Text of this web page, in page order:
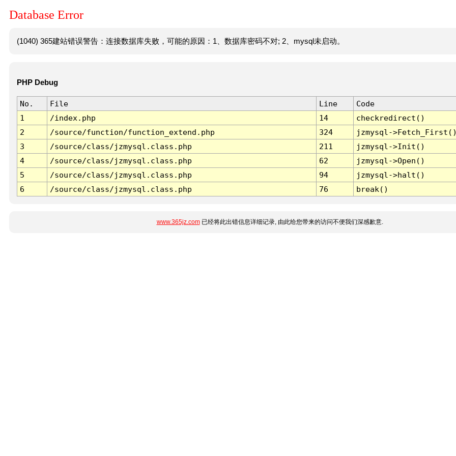
Database Error
(1040) 365建站错误警告：连接数据库失败，可能的原因：1、数据库密码不对; 2、mysql未启动。
PHP Debug
No. File Line
Code
1
/index.php 14
checkredirect()
2
/source/function/function_extend.php 324
jzmysql-
3
/source/class/jzmysql.class.php 211
jzmysql->Init()
4
/source/class/jzmysql.class.php 62
jzmysql->Open()
5
/source/class/jzmysql.class.php 94
jzmysql->halt()
6
/source/class/jzmysql.class.php 76 break()
www.365jz.com已经将此出错信息详细记录, 由此给您带来的访问不便我们深感歉意.